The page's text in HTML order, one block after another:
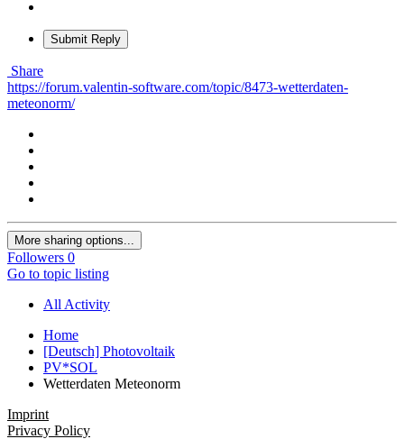
Submit Reply
Share
https://forum.valentin-software.com/topic/8473-wetterdaten-
meteonorm/
More sharing options...
Followers 0
Go to topic listing
All Activity
Home
[Deutsch] Photovoltaik
PV*SOL
Wetterdaten Meteonorm
Imprint
Privacy Policy